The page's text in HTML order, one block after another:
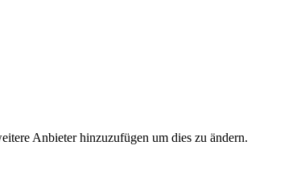
Anbieter hinzuzufügen um dies zu ändern.